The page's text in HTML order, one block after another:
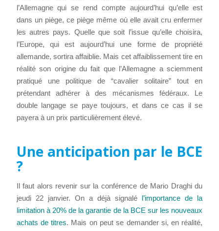
l’Allemagne qui se rend compte aujourd’hui qu’elle est
dans un piège, ce piège même où elle avait cru enfermer
les autres pays. Quelle que soit l’issue qu’elle choisira,
l’Europe, qui est aujourd’hui une forme de propriété
allemande, sortira affaiblie. Mais cet affaiblissement tire en
réalité son origine du fait que l’Allemagne a sciemment
pratiqué une politique de “cavalier solitaire” tout en
prétendant adhérer à des mécanismes fédéraux. Le
double langage se paye toujours, et dans ce cas il se
payera à un prix particulièrement élevé.
Une anticipation par le BCE
?
Il faut alors revenir sur la conférence de Mario Draghi du
jeudi 22 janvier. On a déjà signalé l’importance de la
limitation à 20% de la garantie de la BCE sur les nouveaux
achats de titres. Mais on peut se demander si, en réalité,